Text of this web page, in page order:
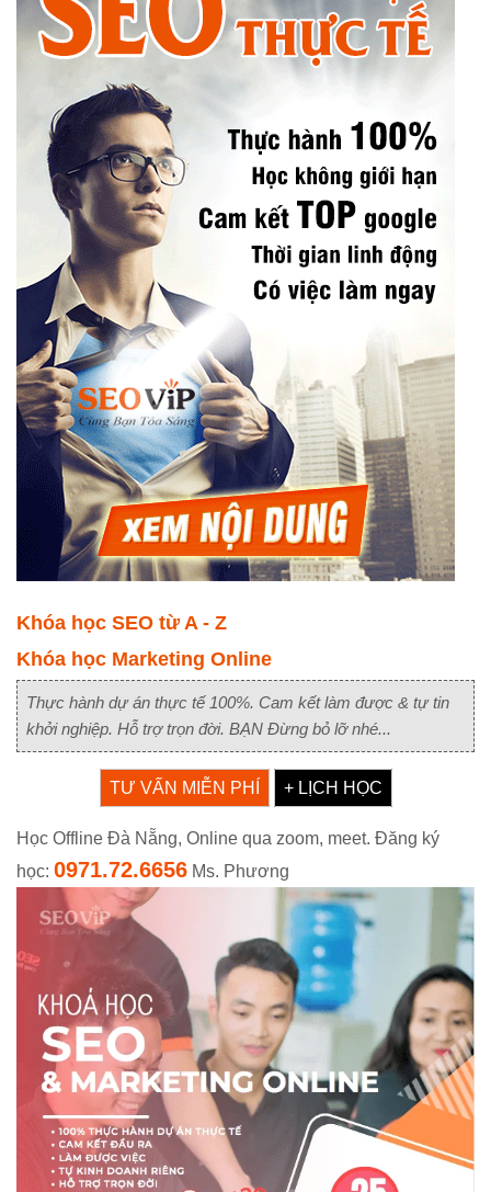
Khóa học SEO từ A - Z
Khóa học Marketing Online
Thực hành dự án thực tế 100%. Cam kết làm được & tự tin
khởi nghiệp. Hỗ trợ trọn đời. BẠN Đừng bỏ lỡ nhé...
TƯ VẤN MIỄN PHÍ + LỊCH HỌC
Học Offline Đà Nẵng, Online qua zoom, meet. Đăng ký
học: 0971.72.6656 Ms. Phương